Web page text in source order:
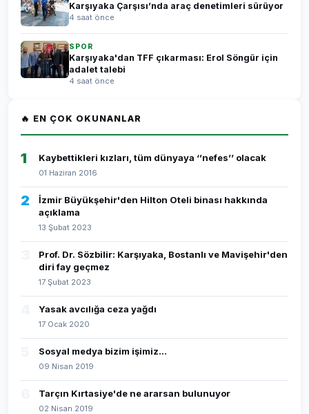
Karşıyaka Çarşısı’nda araç denetimleri sürüyor
4 saat önce
SPOR
Karşıyaka'dan TFF çıkarması: Erol Söngür için
adalet talebi
4 saat önce
🔥 EN ÇOK OKUNANLAR
1 Kaybettikleri kızları, tüm dünyaya ‘’nefes’’ olacak
01 Haziran 2016
2
İzmir Büyükşehir'den Hilton Oteli binası hakkında
açıklama
13 Şubat 2023
Prof. Dr. Sözbilir: Karşıyaka, Bostanlı ve Mavişehir'den
diri fay geçmez
17 Şubat 2023
Yasak avcılığa ceza yağdı
17 Ocak 2020
Sosyal medya bizim işimiz...
09 Nisan 2019
Tarçın Kırtasiye'de ne ararsan bulunuyor
02 Nisan 2019